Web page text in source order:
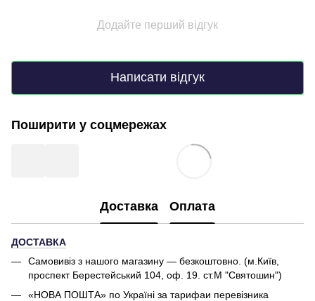
Додайте перший відгук
Написати відгук
Поширити у соцмережах
Доставка Оплата
ДОСТАВКА
Самовивіз з нашого магазину — безкоштовно. (м.Київ,
проспект Берестейський 104, оф. 19. ст.М "Святошин")
«НОВА ПОШТА» по Україні за тарифаи перевізника